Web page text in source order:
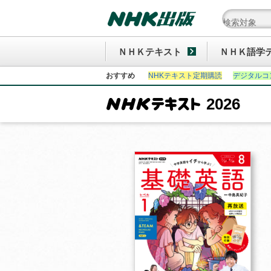
ＮＨＫテキスト ＮＨＫ語学
おすすめ NHKテキスト定期購読 デジタル
2026